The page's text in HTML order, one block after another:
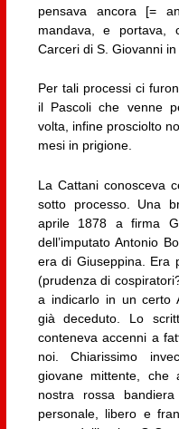
pensava ancora [=
mandava, e portava,
Carceri di S. Giovanni in
Per tali processi ci
il Pascoli che venne
volta, infine prosciolto
mesi in prigione.
La Cattani conosceva
sotto processo. Una
aprile 1878 a firma
dell’imputato Antonio
era di Giuseppina. Era
(prudenza di
a indicarlo in un certo
già deceduto. Lo
conteneva accenni a
noi. Chiarissimo
giovane mittente,
nostra rossa
personale, libero e